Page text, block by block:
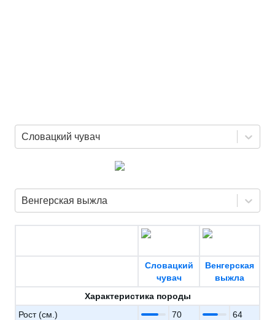
Словацкий чувач
Венгерская выжла
Словацкий
чувач
Венгерская
выжла
Характеристика породы
Рост (см.)
70
64